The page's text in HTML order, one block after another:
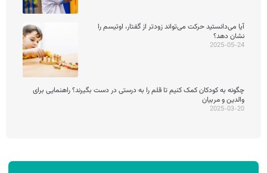
آیا می‌دانستید حرکت می‌تواند زودتر از گفتار، اوتیسم را
نشان دهد؟
2025-05-24
چگونه به کودکان کمک کنیم تا قلم را به درستی در دست بگیرند؟ راهنمایی برای
والدین و مربیان
2025-03-20